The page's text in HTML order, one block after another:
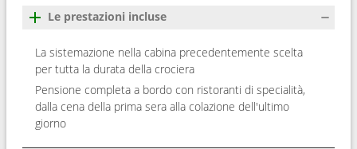
Le prestazioni incluse
La sistemazione nella cabina precedentemente scelta
per tutta la durata della crociera
Pensione completa a bordo con ristoranti di specialità,
dalla cena della prima sera alla colazione dell'ultimo
giorno